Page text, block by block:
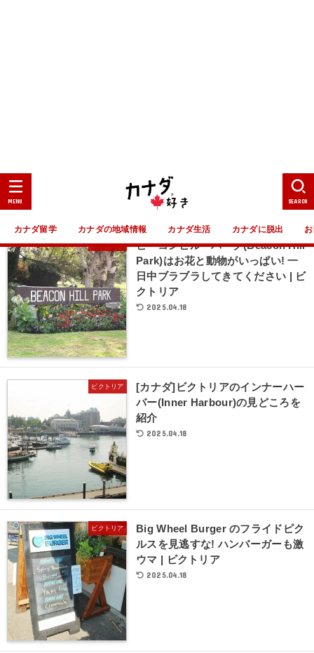
ビクトリア
ビーコンヒル・パーク(Beacon Hill
Park)はお花と動物がいっぱい! 一
日中ブラブラしてきてください | ビ
クトリア
2025.04.18
ビクトリア
[カナダ]ビクトリアのインナーハー
バー(Inner Harbour)の見どころを
紹介
2025.04.18
ビクトリア
Big Wheel Burger のフライドピク
ルスを見逃すな! ハンバーガーも激
ウマ | ビクトリア
2025.04.18